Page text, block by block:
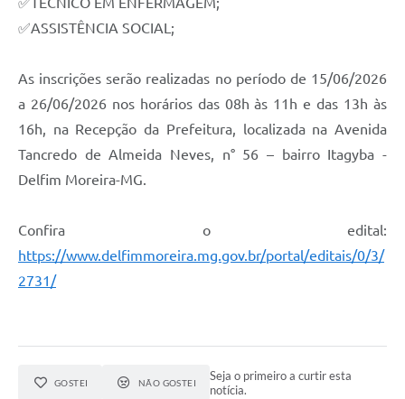
✅ASSISTÊNCIA SOCIAL;
As inscrições serão realizadas no período de 15/06/2026
a 26/06/2026 nos horários das 08h às 11h e das 13h às
16h, na Recepção da Prefeitura, localizada na Avenida
Tancredo de Almeida Neves, n° 56 – bairro Itagyba -
Delfim Moreira-MG.
Confira o edital:
https://www.delfimmoreira.mg.gov.br/portal/editais/0/3/
2731/
GOSTEI NÃO GOSTEI
Seja o primeiro a curtir esta
notícia.